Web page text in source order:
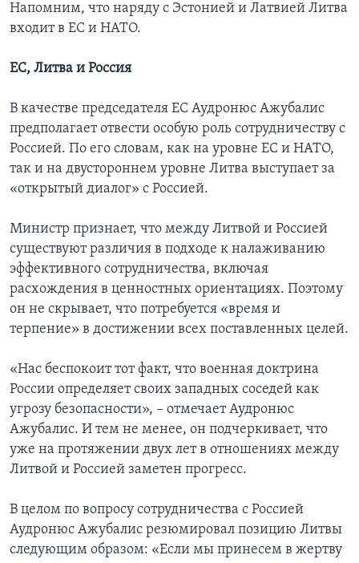
Напомним, что наряду с Эстонией и Латвией Литва
входит в ЕС и НАТО.
ЕС, Литва и Россия
В качестве председателя ЕС Аудронюс Ажубалис
предполагает отвести особую роль сотрудничеству с
Россией. По его словам, как на уровне ЕС и НАТО,
так и на двустороннем уровне Литва выступает за
«открытый диалог» с Россией.
Министр признает, что между Литвой и Россией
существуют различия в подходе к налаживанию
эффективного сотрудничества, включая
расхождения в ценностных ориентациях. Поэтому
он не скрывает, что потребуется «время и
терпение» в достижении всех поставленных целей.
«Нас беспокоит тот факт, что военная доктрина
России определяет своих западных соседей как
угрозу безопасности», – отмечает Аудронюс
Ажубалис. И тем не менее, он подчеркивает, что
уже на протяжении двух лет в отношениях между
Литвой и Россией заметен прогресс.
В целом по вопросу сотрудничества с Россией
Аудронюс Ажубалис резюмировал позицию Литвы
следующим образом: «Если мы принесем в жертву